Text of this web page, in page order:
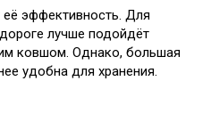
эффективность. Для
лучше подойдёт
ковшом. Однако, большая
удобна для хранения.